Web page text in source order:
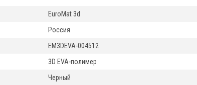
EuroMat 3d
Россия
EM3DEVA-004512
3D EVA-полимер
Черный